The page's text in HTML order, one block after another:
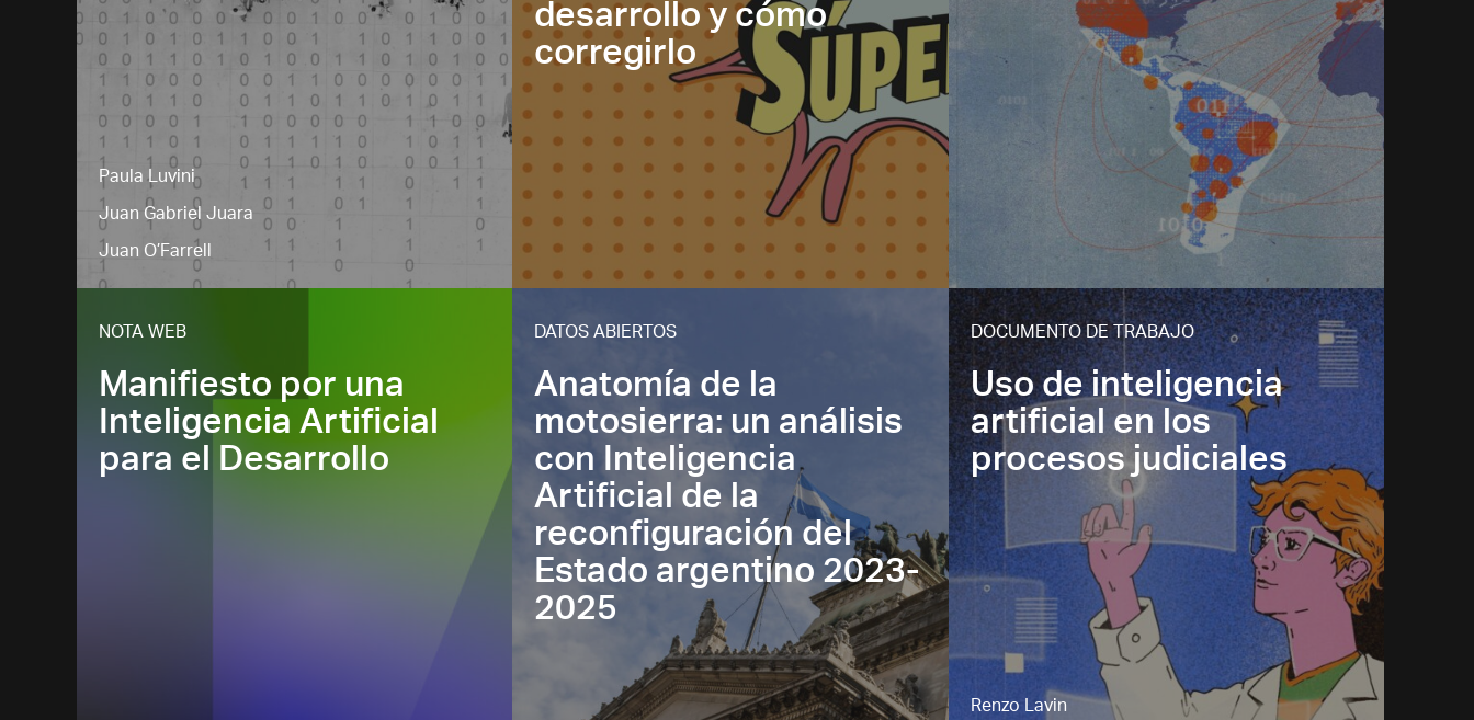
Paula Luvini
Juan Gabriel Juara
Juan O’Farrell
desarrollo y cómo
corregirlo
NOTA WEB
Manifiesto por una
Inteligencia Artificial
para el Desarrollo
DATOS ABIERTOS
Anatomía de la
motosierra: un análisis
con Inteligencia
Artificial de la
reconfiguración del
Estado argentino 2023-
2025
DOCUMENTO DE TRABAJO
Uso de inteligencia
artificial en los
procesos judiciales
Renzo Lavin